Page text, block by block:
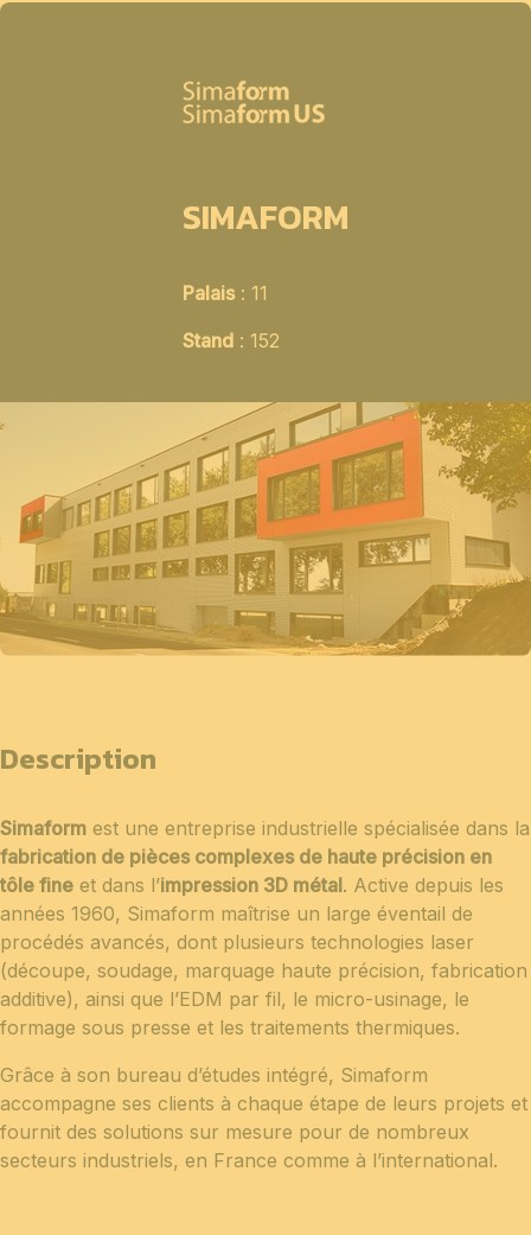
SIMAFORM
Palais: 11
Stand: 152
Description
Simaform est une entreprise industrielle spécialisée dans la
fabrication de pièces complexes de haute précision en
tôle fine et dans l’impression 3D métal. Active depuis les
années 1960, Simaform maîtrise un large éventail de
procédés avancés, dont plusieurs technologies laser
(découpe, soudage, marquage haute précision, fabrication
additive), ainsi que l’EDM par fil, le micro-usinage, le
formage sous presse et les traitements thermiques.
Grâce à son bureau d’études intégré, Simaform
accompagne ses clients à chaque étape de leurs projets et
fournit des solutions sur mesure pour de nombreux
secteurs industriels, en France comme à l’international.